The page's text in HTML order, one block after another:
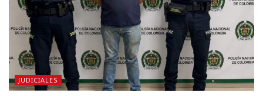
JUDICIALES